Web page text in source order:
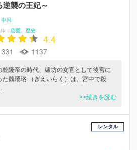
逆襲の王妃～
中国
： 恋愛 歴史
4.4
1137
乾隆帝の時代、繍坊の女官として後宮に
た魏瓔珞 （ぎえいらく）は、宮中で殺
>>続きを読む
レンタル